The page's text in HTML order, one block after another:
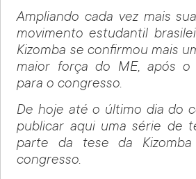
Ampliando cada vez mais
movimento estudantil
Kizomba se confirmou mais
maior força do ME, após o
para o congresso.
De hoje até o último dia do
publicar aqui uma série de
parte da tese da
congresso.